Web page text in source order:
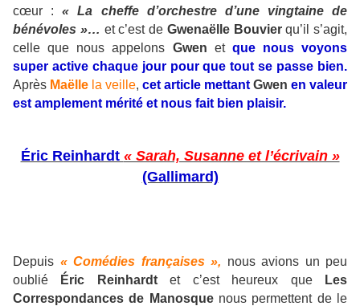
cœur :« La cheffe d’orchestre d’une vingtaine de
bénévoles »… et c’est de Gwenaëlle Bouvierqu’il s’agit,
celle que nous appelons Gwen et que nous voyons
super active chaque jour pour que tout se passe bien.
Après Maëlle la veille, cet article mettant Gwen en valeur
est amplement mérité et nous fait bien plaisir.
Éric Reinhardt « Sarah, Susanne et l’écrivain »
(Gallimard)
Depuis « Comédies françaises », nous avions un peu
oublié
Éric Reinhardtet c’est heureux que
Les
Correspondances de Manosquenous permettent de le